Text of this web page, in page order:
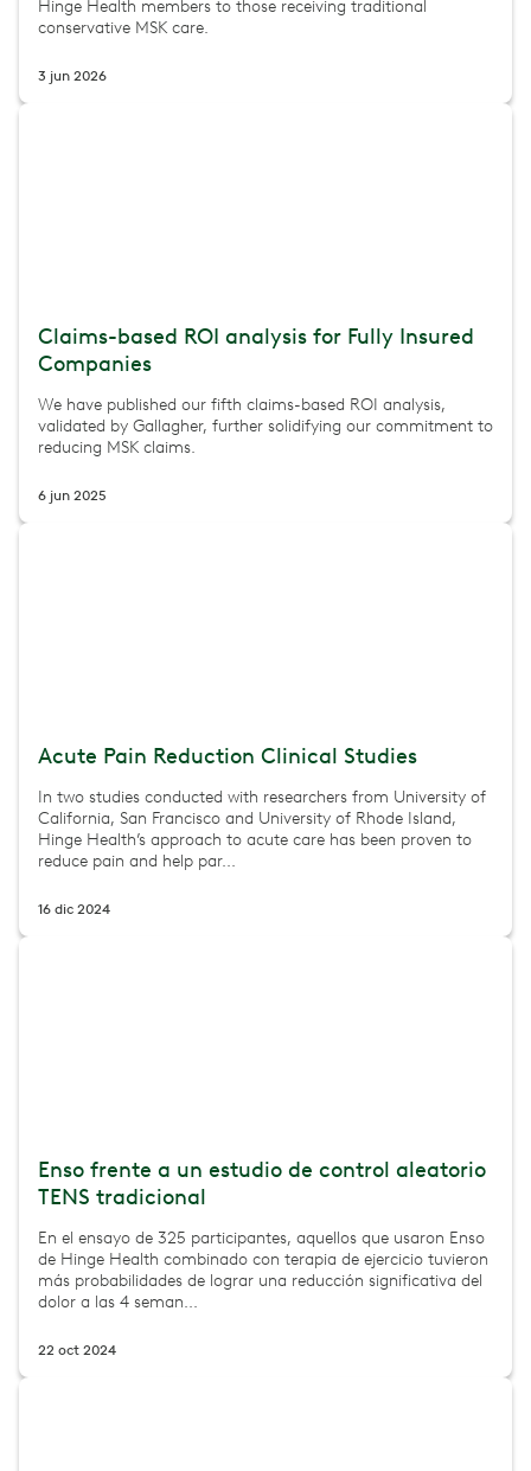
Hinge Health members to those receiving traditional
conservative MSK care.
3 jun 2026
Claims-based ROI analysis for Fully Insured
Companies
We have published our fifth claims-based ROI analysis,
validated by Gallagher, further solidifying our commitment to
reducing MSK claims.
6 jun 2025
Acute Pain Reduction Clinical Studies
In two studies conducted with researchers from University of
California, San Francisco and University of Rhode Island,
Hinge Health’s approach to acute care has been proven to
reduce pain and help par...
16 dic 2024
Enso frente a un estudio de control aleatorio
TENS tradicional
En el ensayo de 325 participantes, aquellos que usaron Enso
de Hinge Health combinado con terapia de ejercicio tuvieron
más probabilidades de lograr una reducción significativa del
dolor a las 4 seman...
22 oct 2024